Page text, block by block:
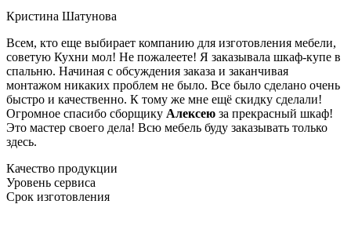
Кристина Шатунова
Всем, кто еще выбирает компанию для изготовления мебели,
советую Кухни мол! Не пожалеете! Я заказывала шкаф-купе в
спальню. Начиная с обсуждения заказа и заканчивая
монтажом никаких проблем не было. Все было сделано очень
быстро и качественно. К тому же мне ещё скидку сделали!
Огромное спасибо сборщику Алексею за прекрасный шкаф!
Это мастер своего дела! Всю мебель буду заказывать только
здесь.
Качество продукции
Уровень сервиса
Срок изготовления